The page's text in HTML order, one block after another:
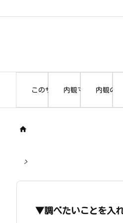
このサイトについて内観マニュアル本編
内観の

>
▼調べたいことを入れ